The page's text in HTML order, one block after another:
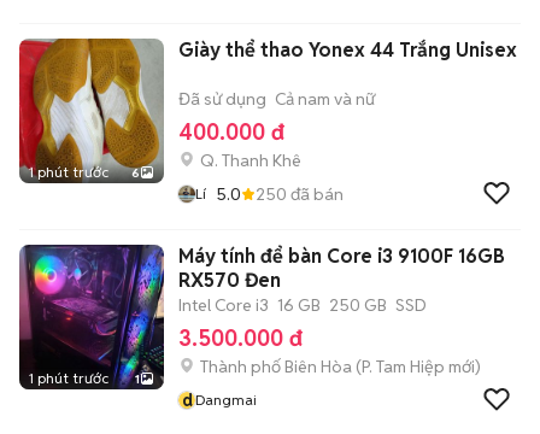
1 phút trước 6
Giày thể thao Yonex 44 Trắng Unisex
Đã sử dụng Cả nam và nữ
400.000 đ
Q. Thanh Khê
Lí 5.0 250 đã bán
1 phút trước 1
Máy tính để bàn Core i3 9100F 16GB
RX570 Đen
Intel Core i3 16 GB 250 GB SSD
3.500.000 đ
Thành phố Biên Hòa (P. Tam Hiệp mới)
dDangmai